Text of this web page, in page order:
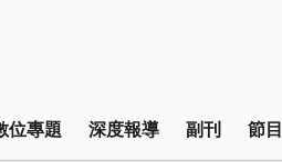
位專題 深度報導 副刊 節目